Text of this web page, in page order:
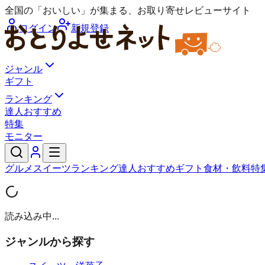
全国の「おいしい」が集まる、お取り寄せレビューサイト
ログイン
新規登録
ジャンル
ギフト
ランキング
達人おすすめ
特集
モニター
グルメ スイーツランキング達人おすすめギフト 食材・飲料特
読み込み中...
ジャンルから探す